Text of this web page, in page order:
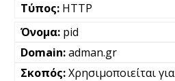
HTTP
pid
adman.gr
Χρησιμοποιείται για